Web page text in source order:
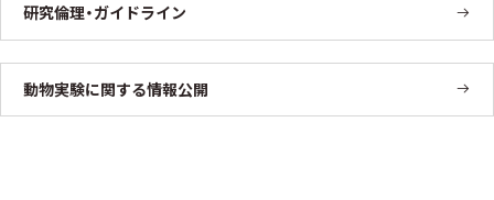
研究倫理・ガイドライン
動物実験に関する情報公開